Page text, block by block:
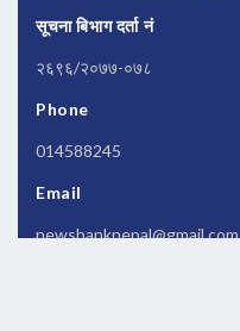
सूचना बिभाग दर्ता नं
२६९६/२०७७-०७८
Phone
014588245
Email
newsbanknepal@gmail.com